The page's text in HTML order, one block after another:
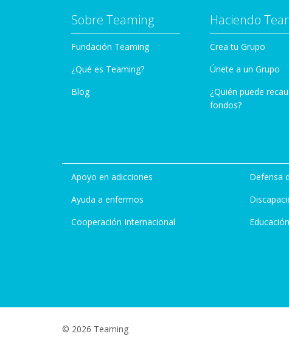
Sobre Teaming
Fundación Teaming
¿Qué es Teaming?
Blog
Haciendo
Crea tu Grupo
Únete a un Grupo
¿Quién puede
fondos?
Apoyo en adicciones
Ayuda a enfermos
Cooperación Internacional
Defensa
Educación
© 2026 Teaming